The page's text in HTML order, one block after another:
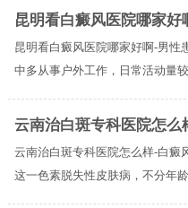
昆明看白癜风医院哪家
昆明看白癜风医院哪家好啊-男性
中多从事户外工作，日常活动量较
云南治白斑专科医院怎
云南治白斑专科医院怎么样-白癜
这一色素脱失性皮肤病，不分年龄